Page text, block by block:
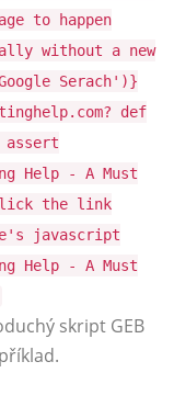
to happen
without a new
Serach')}
def
Help - A Must
the link
javascript
Help - A Must
skript GEB